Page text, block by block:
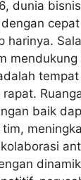
dunia
harinya.
baik